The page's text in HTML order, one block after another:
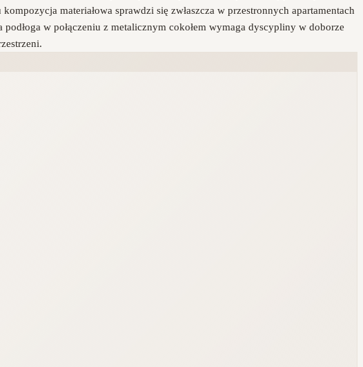
materiałowa sprawdzi się zwłaszcza w przestronnych apartamentach
w połączeniu z metalicznym cokołem wymaga dyscypliny w doborze